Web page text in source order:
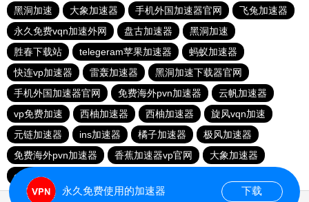
黑洞加速
大象加速器 手机外国加速器官网
飞兔加速器
永久免费vqn加速外网
盘古加速器
黑洞加速
胜春下载站
telegeram苹果加速器
蚂蚁加速器
快连vp加速器
雷轰加速器
黑洞加速下载器官网
手机外国加速器官网
免费海外pvn加速器
云帆加速器
vp免费加速
西柚加速器 西柚加速器
旋风vqn加速
元链加速器
ins加速器 橘子加速器
极风加速器
免费海外pvn加速器
香蕉加速器vp官网
大象加速器
outline
永久免费使用的加速器 下载